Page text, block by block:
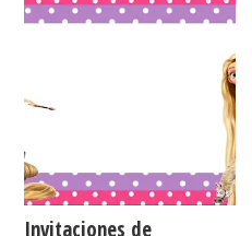
Invitaciones de